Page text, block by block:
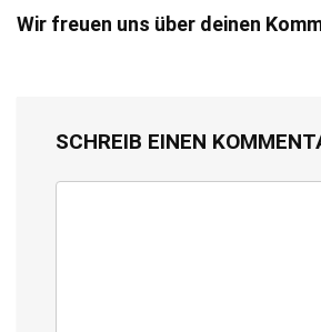
Wir freuen uns über deinen
SCHREIB EINEN